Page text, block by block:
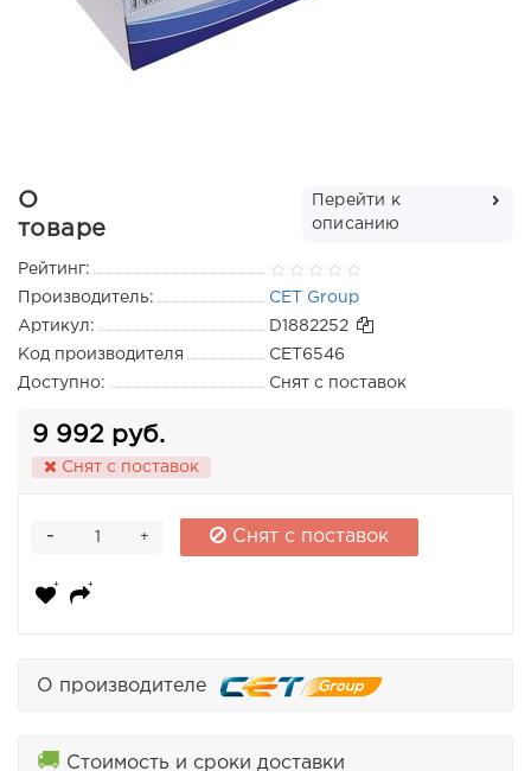
О
товаре
Перейти к
описанию
Рейтинг:
Производитель:
CET Group
Артикул:
D1882252
Код производителя
CET6546
Доступно:
Снят с поставок
9 992 руб.
Снят с поставок
+
- Снят с поставок
О производителе
🚚 Стоимость и сроки доставки